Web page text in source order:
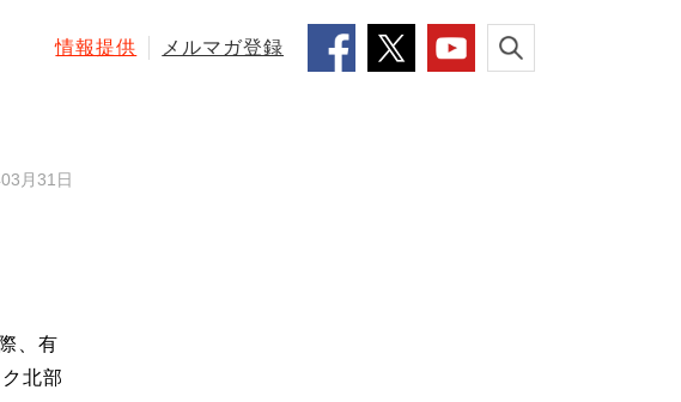
情報提供 メルマガ登録
月31日
、有
北部